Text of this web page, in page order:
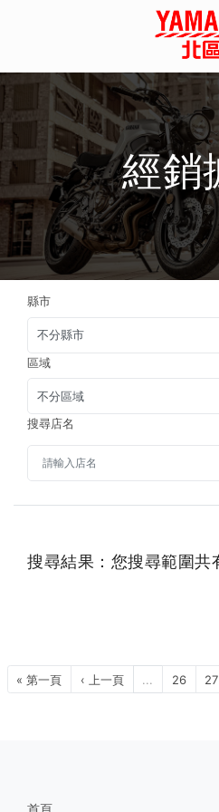
首頁
全機種產品/分期
經銷據點
常見問題
聯絡資訊
ACC部品手冊
線上商城
經銷
縣市
區域
搜尋店名
搜尋結果：您搜尋範圍共
« 第一頁 ‹ 上一頁 ... 26 27
首頁